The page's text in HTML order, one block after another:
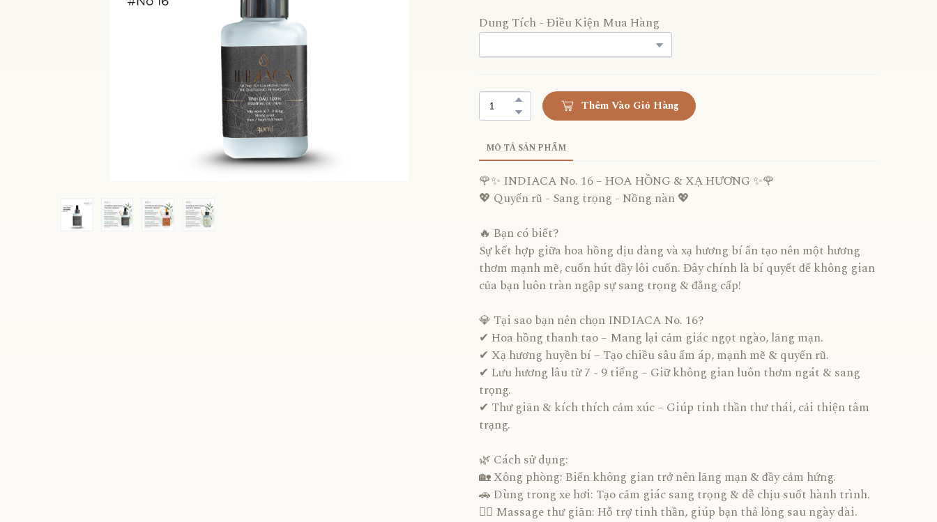
Dung Tích - Điều Kiện Mua Hàng
Thêm Vào Giỏ Hàng
MÔ TẢ SẢN PHẨM
🌹✨ INDIACA No. 16 – HOA HỒNG & XẠ HƯƠNG ✨🌹
💖 Quyến rũ - Sang trọng - Nồng nàn 💖
🔥 Bạn có biết?
Sự kết hợp giữa hoa hồng dịu dàng và xạ hương bí ẩn tạo nên một hương
thơm mạnh mẽ, cuốn hút đầy lôi cuốn. Đây chính là bí quyết để không gian
của bạn luôn tràn ngập sự sang trọng & đẳng cấp!
💎 Tại sao bạn nên chọn INDIACA No. 16?
✔ Hoa hồng thanh tao – Mang lại cảm giác ngọt ngào, lãng mạn.
✔ Xạ hương huyền bí – Tạo chiều sâu ấm áp, mạnh mẽ & quyến rũ.
✔ Lưu hương lâu từ 7 - 9 tiếng – Giữ không gian luôn thơm ngát & sang
trọng.
✔ Thư giãn & kích thích cảm xúc – Giúp tinh thần thư thái, cải thiện tâm
trạng.
🌿 Cách sử dụng:
🏡 Xông phòng: Biến không gian trở nên lãng mạn & đầy cảm hứng.
🚗 Dùng trong xe hơi: Tạo cảm giác sang trọng & dễ chịu suốt hành trình.
💆‍♀️ Massage thư giãn: Hỗ trợ tinh thần, giúp bạn thả lỏng sau ngày dài.